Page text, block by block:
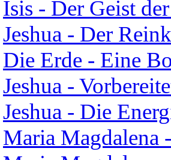
Isis - Der Geist
Jeshua - Der
Die Erde - Eine
Jeshua -
Jeshua - Die
Maria Magdalena